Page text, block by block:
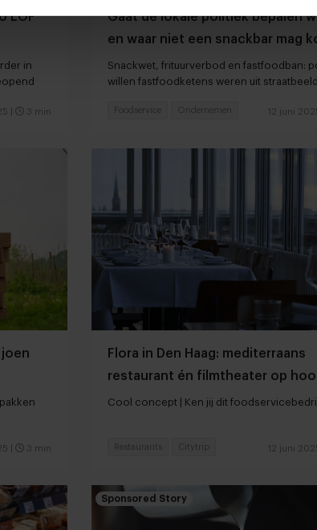
LOF
in
3 min
Gaat de lokale politiek bepalen
en waar niet een snackbar mag
Snackwet, frituurverbod en fastfoodban:
willen fastfoodketens weren uit straatbeeld
12 juni
Foodservice Ondernemen
3 min
Flora in Den Haag: mediterraans
restaurant én filmtheater op
Cool concept | Ken jij dit
12 juni
Restaurants Citytrip
Sponsored Story